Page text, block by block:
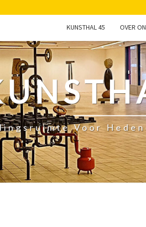
KUNSTHAL 45 OVER
Voor